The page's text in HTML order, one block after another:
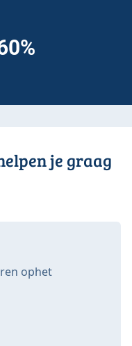
je graag
ophet